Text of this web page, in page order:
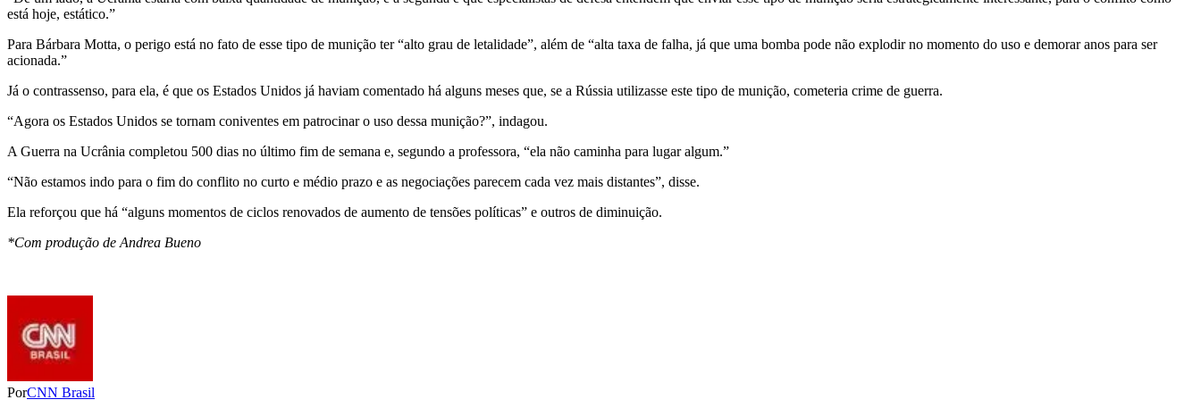
está hoje, estático.”
Para Bárbara Motta, o perigo está no fato de esse tipo de munição ter “alto grau de letalidade”, além de “alta taxa de falha, já que uma bomba pode não explodir no momento do uso e demorar anos para ser
acionada.”
Já o contrassenso, para ela, é que os Estados Unidos já haviam comentado há alguns meses que, se a Rússia utilizasse este tipo de munição, cometeria crime de guerra.
“Agora os Estados Unidos se tornam coniventes em patrocinar o uso dessa munição?”, indagou.
A Guerra na Ucrânia completou 500 dias no último fim de semana e, segundo a professora, “ela não caminha para lugar algum.”
“Não estamos indo para o fim do conflito no curto e médio prazo e as negociações parecem cada vez mais distantes”, disse.
Ela reforçou que há “alguns momentos de ciclos renovados de aumento de tensões políticas” e outros de diminuição.
*Com produção de Andrea Bueno
PorCNN Brasil